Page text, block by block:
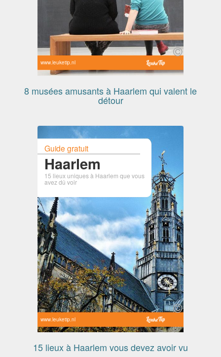
www.leuketip.nl
8 musées amusants à Haarlem qui valent le
détour
Guide gratuit
Haarlem
15 lieux uniques à Haarlem que vous
avez dû voir
www.leuketip.nl
15 lieux à Haarlem vous devez avoir vu